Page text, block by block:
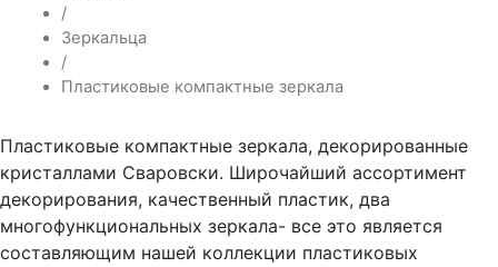
/
Зеркальца
/
Пластиковые компактные зеркала
Пластиковые компактные зеркала, декорированные
кристаллами Сваровски. Широчайший ассортимент
декорирования, качественный пластик, два
многофункциональных зеркала- все это является
составляющим нашей коллекции пластиковых